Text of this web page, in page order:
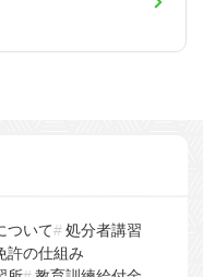
ついて
処分者講習
許の仕組み